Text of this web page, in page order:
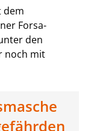
dem
Forsa-
den
noch mit